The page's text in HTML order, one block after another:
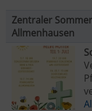
Zentraler
Allmenhausen